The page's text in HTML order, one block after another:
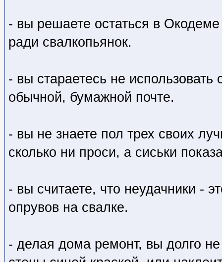
- вы решаете остаться в
ради свалкопьянок.
- вы стараетесь не использовать
обычной, бумажной почте.
- вы не знаете пол трех своих
сколько ни проси, а сиськи
- вы считаете, что неудачники -
опрувов на свалке.
- делая дома ремонт, вы долго